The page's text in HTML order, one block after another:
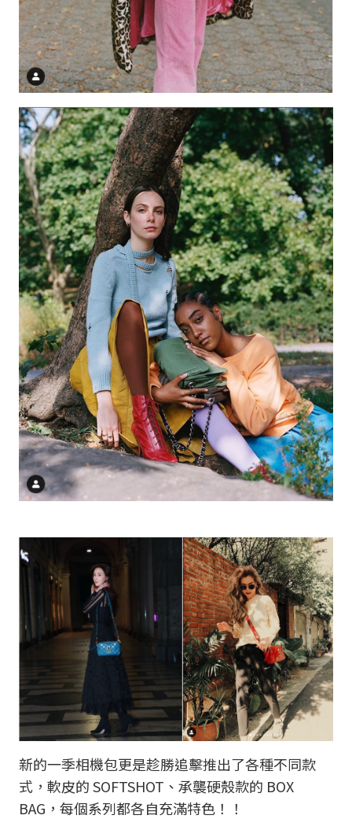
新的一季相機包更是趁勝追擊推出了各種不同款
式，軟皮的 SOFTSHOT、承襲硬殼款的 BOX
BAG，每個系列都各自充滿特色！！